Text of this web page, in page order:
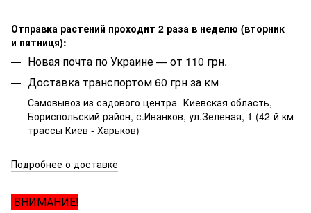
Отправка растений проходит 2 раза в неделю (вторник
и пятниця):
Новая почта по Украине — от 110 грн.
Доставка транспортом 60 грн за км
Самовывоз из садового центра- Киевская область,
Бориспольский район, с.Иванков, ул.Зеленая, 1 (42-й км
трассы Киев - Харьков)
Подробнее о доставке
ВНИМАНИЕ!